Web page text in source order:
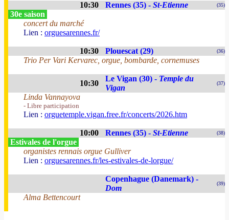
10:30 Rennes (35) - St-Etienne (35)
30e saison
concert du marché
Lien : orguesarennes.fr/
10:30 Plouescat (29) (36)
Trio Per Vari Kervarec, orgue, bombarde, cornemuses
10:30
Le Vigan (30) - Temple du
Vigan
(37)
Linda Vannayova
- Libre participation
Lien : orguetemple.vigan.free.fr/concerts/2026.htm
10:00 Rennes (35) - St-Etienne (38)
Estivales de l'orgue
organistes rennais orgue Gulliver
Lien : orguesarennes.fr/les-estivales-de-lorgue/
Copenhague (Danemark) -
Dom
(39)
Alma Bettencourt